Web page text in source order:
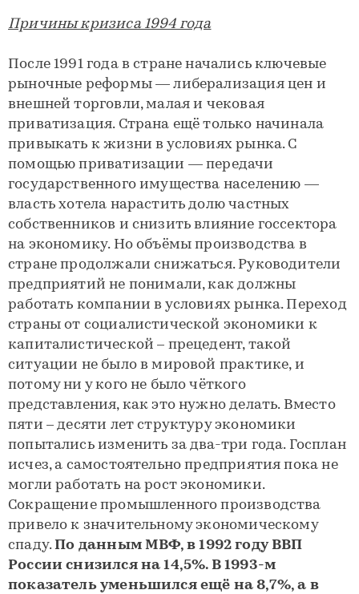
Причины кризиса 1994 года
После 1991 года в стране начались ключевые
рыночные реформы — либерализация цен и
внешней торговли, малая и чековая
приватизация. Страна ещё только начинала
привыкать к жизни в условиях рынка. С
помощью приватизации — передачи
государственного имущества населению —
власть хотела нарастить долю частных
собственников и снизить влияние госсектора
на экономику. Но объёмы производства в
стране продолжали снижаться. Руководители
предприятий не понимали, как должны
работать компании в условиях рынка. Переход
страны от социалистической экономики к
капиталистической – прецедент, такой
ситуации не было в мировой практике, и
потому ни у кого не было чёткого
представления, как это нужно делать. Вместо
пяти – десяти лет структуру экономики
попытались изменить за два-три года. Госплан
исчез, а самостоятельно предприятия пока не
могли работать на рост экономики.
Сокращение промышленного производства
привело к значительному экономическому
спаду.По данным МВФ, в 1992 году ВВП
России снизился на 14,5%. В 1993-м
показатель уменьшился ещё на 8,7%, а в